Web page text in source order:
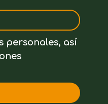
personales, así